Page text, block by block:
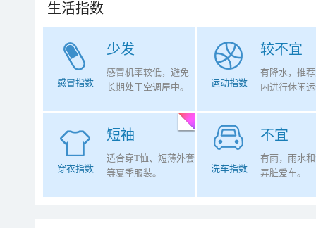
生活指数
少发
感冒指数
感冒机率较低，避免
长期处于空调屋中。
较不宜
运动指数
有降水，推
内进行休闲
短袖
穿衣指数
适合穿T恤、短薄外套
等夏季服装。
不宜
洗车指数
有雨，雨水
弄脏爱车。